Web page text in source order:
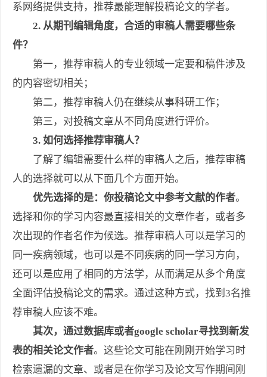
系网络提供支持，推荐最能理解投稿论文的学者。
2. 从期刊编辑角度，合适的审稿人需要哪些条
件？
第一，推荐审稿人的专业领域一定要和稿件涉及
的内容密切相关；
第二，推荐审稿人仍在继续从事科研工作；
第三，对投稿文章从不同角度进行评价。
3. 如何选择推荐审稿人？
了解了编辑需要什么样的审稿人之后，推荐审稿
人的选择就可以从下面几个方面开始。
优先选择的是：你投稿论文中参考文献的作者。
选择和你的学习内容最直接相关的文章作者，或者多
次出现的作者名作为候选。推荐审稿人可以是学习的
同一疾病领域，也可以是不同疾病的同一学习方向，
还可以是应用了相同的方法学，从而满足从多个角度
全面评估投稿论文的需求。通过这种方式，找到3名推
荐审稿人应该不难。
其次，通过数据库或者google scholar寻找到新发
表的相关论文作者。这些论文可能在刚刚开始学习时
检索遗漏的文章、或者是在你学习及论文写作期间刚